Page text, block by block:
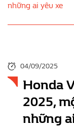
những ai yêu xe
04/09/2025
Honda
2025,
những